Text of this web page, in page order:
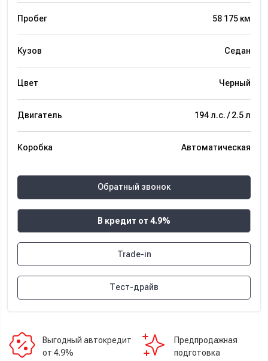
Пробег 58 175 км
Кузов Седан
Цвет Черный
Двигатель 194 л.с. / 2.5 л
Коробка Автоматическая
Обратный звонок
В кредит от 4.9%
Trade-in
Тест-драйв
Выгодный автокредит
от 4.9%
Предпродажная
подготовка